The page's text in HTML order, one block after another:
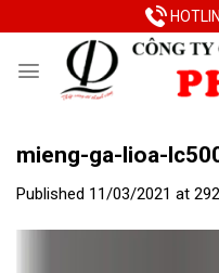
to
mieng-ga-lioa-
Published 11/03/2021 at